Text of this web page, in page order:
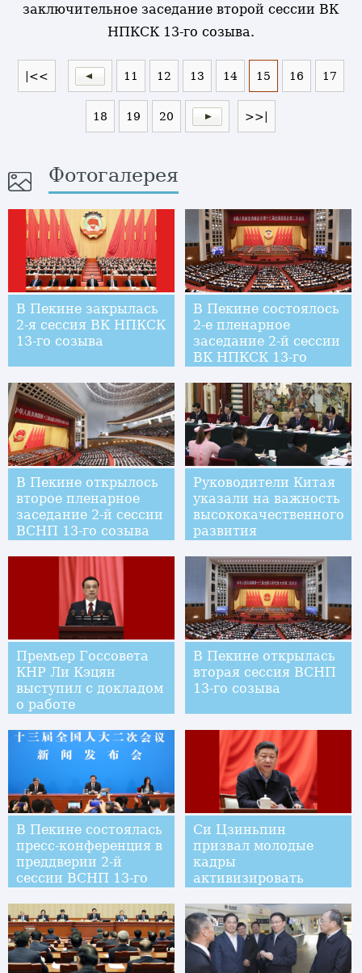
заключительное заседание второй сессии ВК
НПКСК 13-го созыва.
|<< 11 12 13 14 15 16 17
18 19 20 >>|
Фотогалерея
В Пекине закрылась
2-я сессия ВК НПКСК
13-го созыва
В Пекине состоялось
2-е пленарное
заседание 2-й сессии
ВК НПКСК 13-го
В Пекине открылось
второе пленарное
заседание 2-й сессии
ВСНП 13-го созыва
Руководители Китая
указали на важность
высококачественного
развития
Премьер Госсовета
КНР Ли Кэцян
выступил с докладом
о работе
второй сессии ВСНП
13-го созыва
В Пекине открылась
вторая сессия ВСНП
13-го созыва
В Пекине состоялась
пресс-конференция в
преддверии 2-й
сессии ВСНП 13-го
Си Цзиньпин
призвал молодые
кадры
активизировать
развивать чувство
ответственности